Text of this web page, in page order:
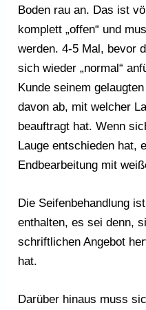
Boden rau an. Das ist
komplett „offen“ und
werden. 4-5 Mal, bevor
sich wieder „normal“
Kunde seinem
davon ab, mit welcher
beauftragt hat. Wenn
Lauge entschieden hat,
Endbearbeitung mit
Die Seifenbehandlung
enthalten, es sei denn,
schriftlichen Angebot
hat.
Darüber hinaus muss